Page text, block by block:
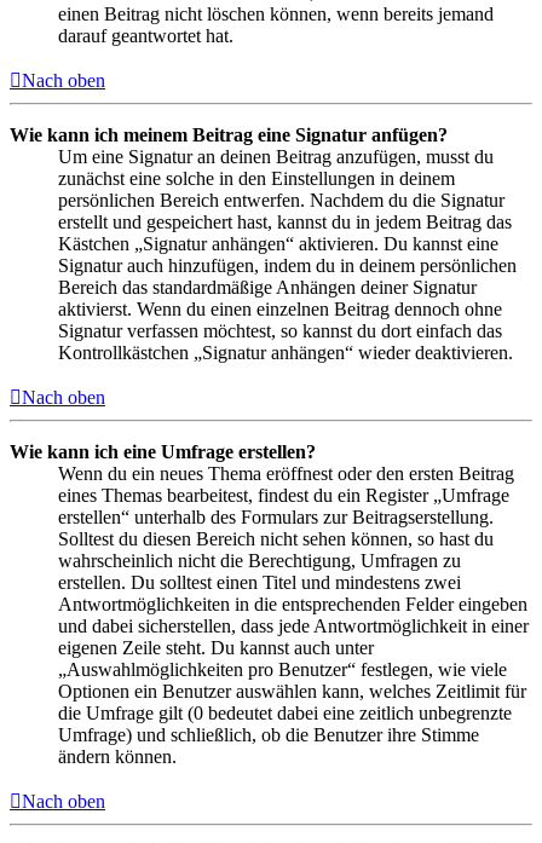
einen Beitrag nicht löschen können, wenn bereits jemand
darauf geantwortet hat.
Nach oben
Wie kann ich meinem Beitrag eine Signatur anfügen?
Um eine Signatur an deinen Beitrag anzufügen, musst du
zunächst eine solche in den Einstellungen in deinem
persönlichen Bereich entwerfen. Nachdem du die Signatur
erstellt und gespeichert hast, kannst du in jedem Beitrag das
Kästchen „Signatur anhängen“ aktivieren. Du kannst eine
Signatur auch hinzufügen, indem du in deinem persönlichen
Bereich das standardmäßige Anhängen deiner Signatur
aktivierst. Wenn du einen einzelnen Beitrag dennoch ohne
Signatur verfassen möchtest, so kannst du dort einfach das
Kontrollkästchen „Signatur anhängen“ wieder deaktivieren.
Nach oben
Wie kann ich eine Umfrage erstellen?
Wenn du ein neues Thema eröffnest oder den ersten Beitrag
eines Themas bearbeitest, findest du ein Register „Umfrage
erstellen“ unterhalb des Formulars zur Beitragserstellung.
Solltest du diesen Bereich nicht sehen können, so hast du
wahrscheinlich nicht die Berechtigung, Umfragen zu
erstellen. Du solltest einen Titel und mindestens zwei
Antwortmöglichkeiten in die entsprechenden Felder eingeben
und dabei sicherstellen, dass jede Antwortmöglichkeit in einer
eigenen Zeile steht. Du kannst auch unter
„Auswahlmöglichkeiten pro Benutzer“ festlegen, wie viele
Optionen ein Benutzer auswählen kann, welches Zeitlimit für
die Umfrage gilt (0 bedeutet dabei eine zeitlich unbegrenzte
Umfrage) und schließlich, ob die Benutzer ihre Stimme
ändern können.
Nach oben